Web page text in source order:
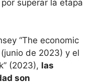
superar la etapa
“The economic
de 2023) y el
(2023), las
son